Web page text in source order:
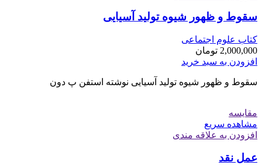
سقوط و ظهور شیوه تولید آسیایی
کتاب علوم اجتماعی
2,000,000 تومان
افزودن به سبد خرید
سقوط و ظهور شیوه تولید آسیایی نوشته استفن پ دون
مقایسه
مشاهده سریع
افزودن به علاقه مندی
عمل نقد